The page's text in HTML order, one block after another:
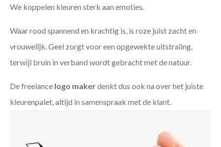
We koppelen kleuren sterk aan emoties.
Waar rood spannend en krachtig is, is roze juist zacht en
vrouwelijk. Geel zorgt voor een opgewekte uitstraling,
terwijl bruin in verband wordt gebracht met de natuur.
De freelance logo makerdenkt dus ook na over het juiste
kleurenpalet, altijd in samenspraak met de klant.